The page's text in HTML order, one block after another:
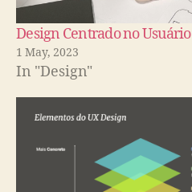
Design Centrado no Usuário
1 May, 2023
In "Design"